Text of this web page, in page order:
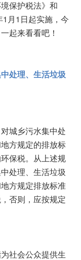
保护税法》和
1月1日起实施，今
起来看看吧！
处理、生活垃圾
城乡污水集中处
方规定的排放标
保税。从上述规
处理、生活垃圾
方规定排放标准
否则，应按规定
社会公众提供生